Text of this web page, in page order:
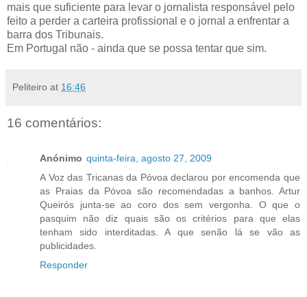
mais que suficiente para levar o jornalista responsável pelo
feito a perder a carteira profissional e o jornal a enfrentar a
barra dos Tribunais.
Em Portugal não - ainda que se possa tentar que sim.
Peliteiro at 16:46
16 comentários:
Anónimo quinta-feira, agosto 27, 2009
A Voz das Tricanas da Póvoa declarou por encomenda que
as Praias da Póvoa são recomendadas a banhos. Artur
Queirós junta-se ao coro dos sem vergonha. O que o
pasquim não diz quais são os critérios para que elas
tenham sido interditadas. A que senão lá se vão as
publicidades.
Responder